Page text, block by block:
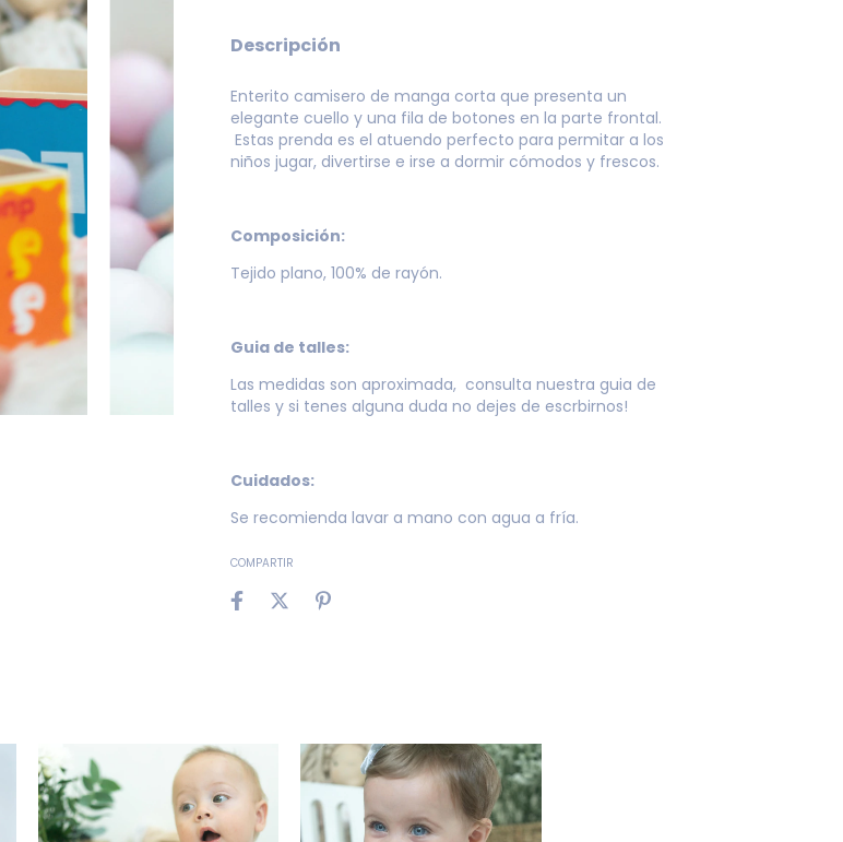
Descripción
Enterito camisero de manga corta que presenta un
elegante cuello y una fila de botones en la parte frontal.
Estas prenda es el atuendo perfecto para permitar a los
niños jugar, divertirse e irse a dormir cómodos y frescos.
Composición:
Tejido plano, 100% de rayón.
Guia de talles:
Las medidas son aproximada, consulta nuestra guia de
talles y si tenes alguna duda no dejes de escrbirnos!
Cuidados:
Se recomienda lavar a mano con agua a fría.
COMPARTIR